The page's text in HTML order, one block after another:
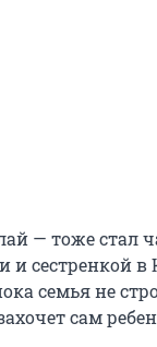
— тоже стал
сестренкой в
семья не
сам